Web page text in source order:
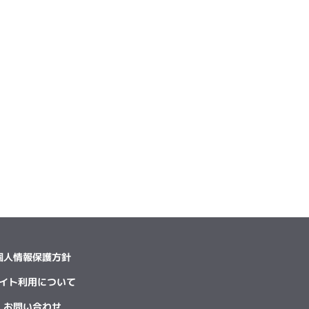
人情報保護方針
ト利用について
お問い合わせ